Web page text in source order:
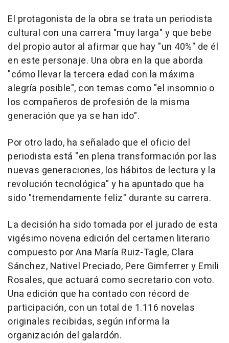
El protagonista de la obra se trata un periodista
cultural con una carrera "muy larga" y que bebe
del propio autor al afirmar que hay "un 40%" de él
en este personaje. Una obra en la que aborda
"cómo llevar la tercera edad con la máxima
alegría posible", con temas como "el insomnio o
los compañeros de profesión de la misma
generación que ya se han ido".
Por otro lado, ha señalado que el oficio del
periodista está "en plena transformación por las
nuevas generaciones, los hábitos de lectura y la
revolución tecnológica" y ha apuntado que ha
sido "tremendamente feliz" durante su carrera.
La decisión ha sido tomada por el jurado de esta
vigésimo novena edición del certamen literario
compuesto por Ana María Ruiz-Tagle, Clara
Sánchez, Nativel Preciado, Pere Gimferrer y Emili
Rosales, que actuará como secretario con voto.
Una edición que ha contado con récord de
participación, con un total de 1.116 novelas
originales recibidas, según informa la
organización del galardón.